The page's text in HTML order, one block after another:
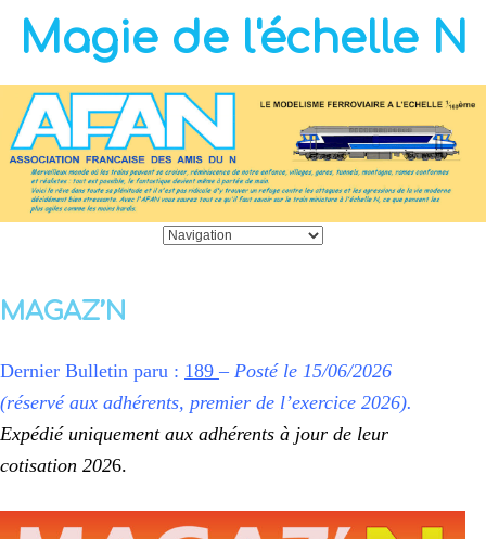
Magie de l'échelle N
MAGAZ’N
Dernier Bulletin paru : 189 – Posté le 15/06/2026
(réservé aux adhérents, premier de l’exercice 2026).
Expédié uniquement aux adhérents à jour de leur
cotisation 2026.